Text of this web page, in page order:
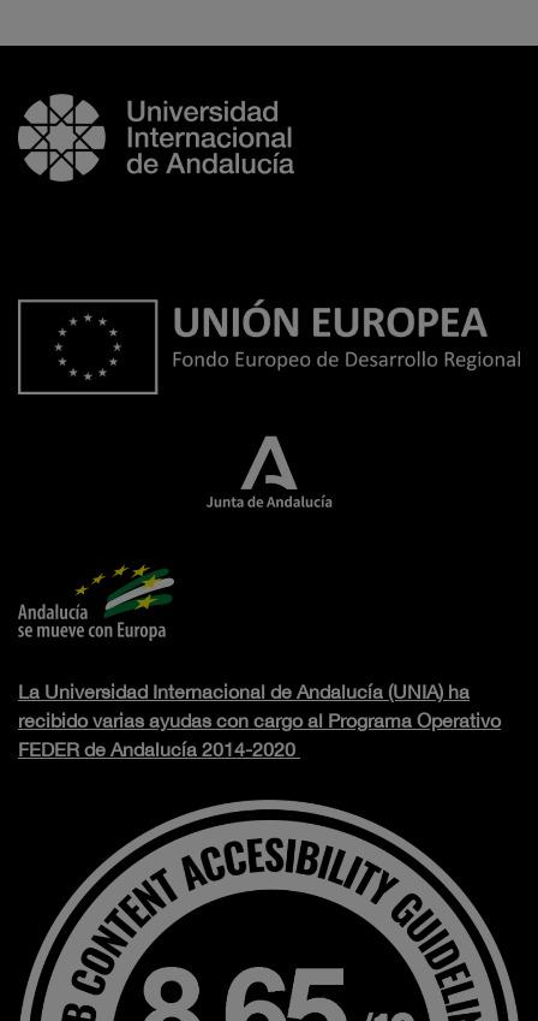
La Universidad Internacional de Andalucía (UNIA) ha
recibido varias ayudas con cargo al Programa Operativo
FEDER de Andalucía 2014-2020